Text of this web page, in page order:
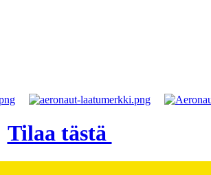
Tilaa tästä